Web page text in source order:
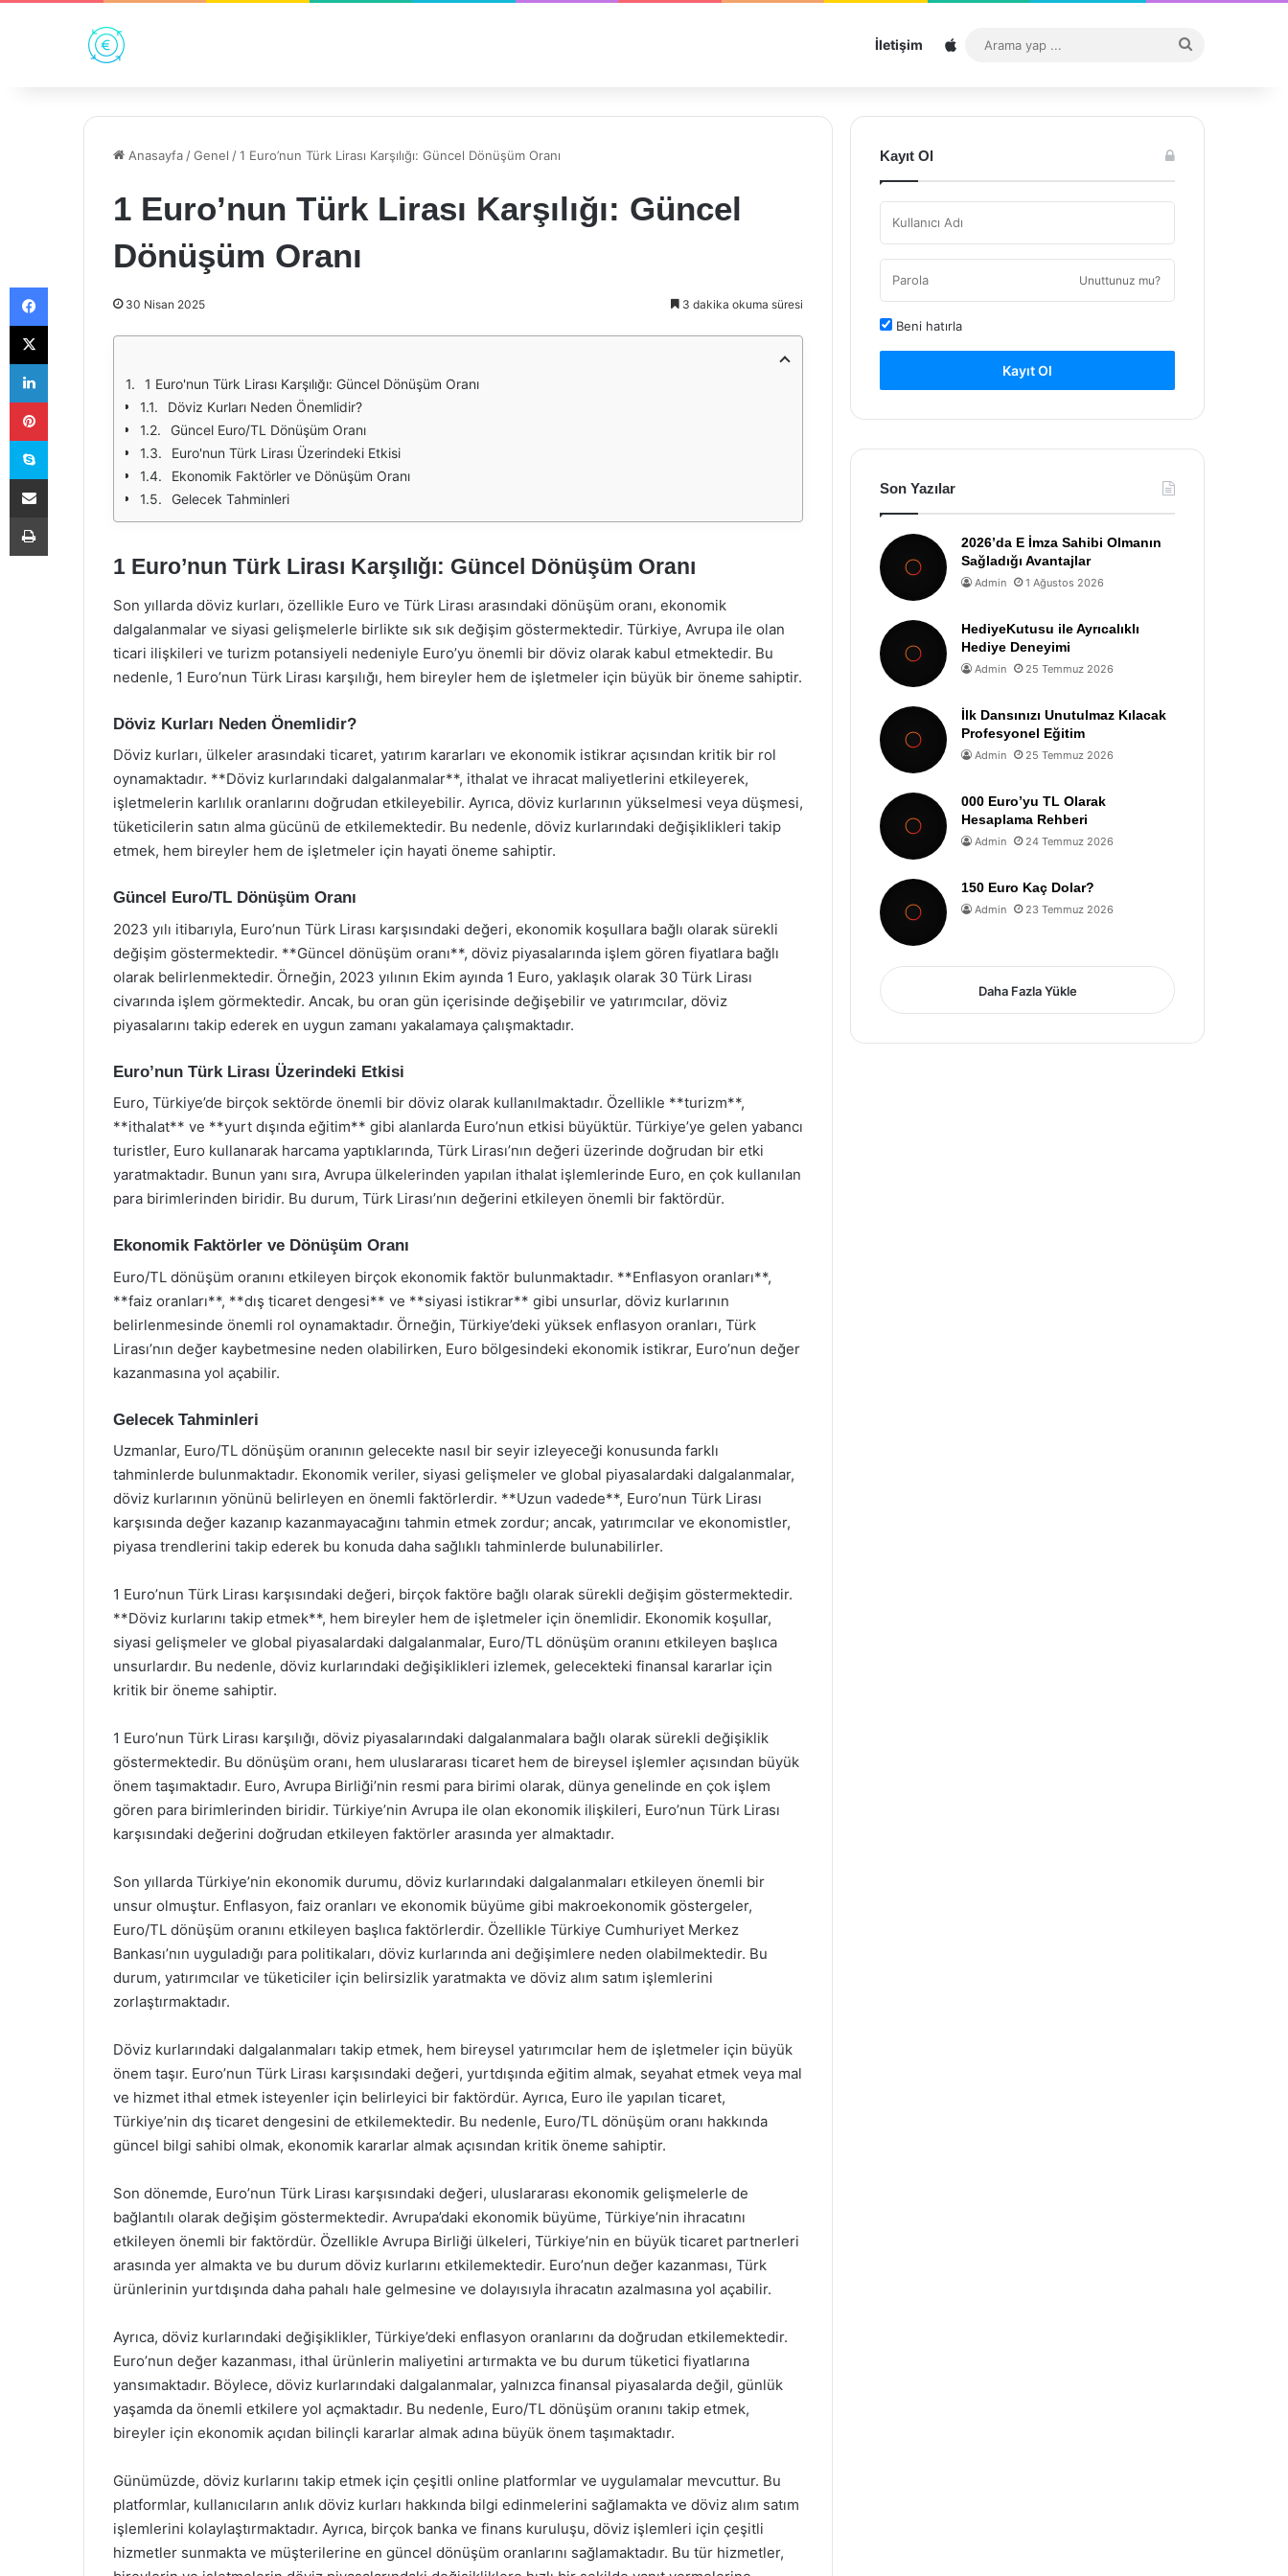
İletişim Sitemap
...
Anasayfa /Genel /1 Euro’nun Türk Lirası Karşılığı: Güncel Dönüşüm Oranı
1 Euro’nun Türk Lirası Karşılığı: Güncel
Dönüşüm Oranı
30 Nisan 2025 3 dakika okuma süresi
1 Euro'nun Türk Lirası Karşılığı: Güncel Dönüşüm Oranı
Döviz Kurları Neden Önemlidir?
Güncel Euro/TL Dönüşüm Oranı
Euro'nun Türk Lirası Üzerindeki Etkisi
Ekonomik Faktörler ve Dönüşüm Oranı
Gelecek Tahminleri
1 Euro’nun Türk Lirası Karşılığı: Güncel Dönüşüm Oranı
Son yıllarda döviz kurları, özellikle Euro ve Türk Lirası arasındaki dönüşüm oranı, ekonomik
dalgalanmalar ve siyasi gelişmelerle birlikte sık sık değişim göstermektedir. Türkiye, Avrupa ile olan
ticari ilişkileri ve turizm potansiyeli nedeniyle Euro’yu önemli bir döviz olarak kabul etmektedir. Bu
nedenle, 1 Euro’nun Türk Lirası karşılığı, hem bireyler hem de işletmeler için büyük bir öneme sahiptir.
Döviz Kurları Neden Önemlidir?
Döviz kurları, ülkeler arasındaki ticaret, yatırım kararları ve ekonomik istikrar açısından kritik bir rol
oynamaktadır. **Döviz kurlarındaki dalgalanmalar**, ithalat ve ihracat maliyetlerini etkileyerek,
işletmelerin karlılık oranlarını doğrudan etkileyebilir. Ayrıca, döviz kurlarının yükselmesi veya düşmesi,
tüketicilerin satın alma gücünü de etkilemektedir. Bu nedenle, döviz kurlarındaki değişiklikleri takip
etmek, hem bireyler hem de işletmeler için hayati öneme sahiptir.
Güncel Euro/TL Dönüşüm Oranı
2023 yılı itibarıyla, Euro’nun Türk Lirası karşısındaki değeri, ekonomik koşullara bağlı olarak sürekli
değişim göstermektedir. **Güncel dönüşüm oranı**, döviz piyasalarında işlem gören fiyatlara bağlı
olarak belirlenmektedir. Örneğin, 2023 yılının Ekim ayında 1 Euro, yaklaşık olarak 30 Türk Lirası
civarında işlem görmektedir. Ancak, bu oran gün içerisinde değişebilir ve yatırımcılar, döviz
piyasalarını takip ederek en uygun zamanı yakalamaya çalışmaktadır.
Euro’nun Türk Lirası Üzerindeki Etkisi
Euro, Türkiye’de birçok sektörde önemli bir döviz olarak kullanılmaktadır. Özellikle **turizm**,
**ithalat** ve **yurt dışında eğitim** gibi alanlarda Euro’nun etkisi büyüktür. Türkiye’ye gelen yabancı
turistler, Euro kullanarak harcama yaptıklarında, Türk Lirası’nın değeri üzerinde doğrudan bir etki
yaratmaktadır. Bunun yanı sıra, Avrupa ülkelerinden yapılan ithalat işlemlerinde Euro, en çok kullanılan
para birimlerinden biridir. Bu durum, Türk Lirası’nın değerini etkileyen önemli bir faktördür.
Ekonomik Faktörler ve Dönüşüm Oranı
Euro/TL dönüşüm oranını etkileyen birçok ekonomik faktör bulunmaktadır. **Enflasyon oranları**,
**faiz oranları**, **dış ticaret dengesi** ve **siyasi istikrar** gibi unsurlar, döviz kurlarının
belirlenmesinde önemli rol oynamaktadır. Örneğin, Türkiye’deki yüksek enflasyon oranları, Türk
Lirası’nın değer kaybetmesine neden olabilirken, Euro bölgesindeki ekonomik istikrar, Euro’nun değer
kazanmasına yol açabilir.
Gelecek Tahminleri
Uzmanlar, Euro/TL dönüşüm oranının gelecekte nasıl bir seyir izleyeceği konusunda farklı
tahminlerde bulunmaktadır. Ekonomik veriler, siyasi gelişmeler ve global piyasalardaki dalgalanmalar,
döviz kurlarının yönünü belirleyen en önemli faktörlerdir. **Uzun vadede**, Euro’nun Türk Lirası
karşısında değer kazanıp kazanmayacağını tahmin etmek zordur; ancak, yatırımcılar ve ekonomistler,
piyasa trendlerini takip ederek bu konuda daha sağlıklı tahminlerde bulunabilirler.
1 Euro’nun Türk Lirası karşısındaki değeri, birçok faktöre bağlı olarak sürekli değişim göstermektedir.
**Döviz kurlarını takip etmek**, hem bireyler hem de işletmeler için önemlidir. Ekonomik koşullar,
siyasi gelişmeler ve global piyasalardaki dalgalanmalar, Euro/TL dönüşüm oranını etkileyen başlıca
unsurlardır. Bu nedenle, döviz kurlarındaki değişiklikleri izlemek, gelecekteki finansal kararlar için
kritik bir öneme sahiptir.
1 Euro’nun Türk Lirası karşılığı, döviz piyasalarındaki dalgalanmalara bağlı olarak sürekli değişiklik
göstermektedir. Bu dönüşüm oranı, hem uluslararası ticaret hem de bireysel işlemler açısından büyük
önem taşımaktadır. Euro, Avrupa Birliği’nin resmi para birimi olarak, dünya genelinde en çok işlem
gören para birimlerinden biridir. Türkiye’nin Avrupa ile olan ekonomik ilişkileri, Euro’nun Türk Lirası
karşısındaki değerini doğrudan etkileyen faktörler arasında yer almaktadır.
Son yıllarda Türkiye’nin ekonomik durumu, döviz kurlarındaki dalgalanmaları etkileyen önemli bir
unsur olmuştur. Enflasyon, faiz oranları ve ekonomik büyüme gibi makroekonomik göstergeler,
Euro/TL dönüşüm oranını etkileyen başlıca faktörlerdir. Özellikle Türkiye Cumhuriyet Merkez
Bankası’nın uyguladığı para politikaları, döviz kurlarında ani değişimlere neden olabilmektedir. Bu
durum, yatırımcılar ve tüketiciler için belirsizlik yaratmakta ve döviz alım satım işlemlerini
zorlaştırmaktadır.
Döviz kurlarındaki dalgalanmaları takip etmek, hem bireysel yatırımcılar hem de işletmeler için büyük
önem taşır. Euro’nun Türk Lirası karşısındaki değeri, yurtdışında eğitim almak, seyahat etmek veya mal
ve hizmet ithal etmek isteyenler için belirleyici bir faktördür. Ayrıca, Euro ile yapılan ticaret,
Türkiye’nin dış ticaret dengesini de etkilemektedir. Bu nedenle, Euro/TL dönüşüm oranı hakkında
güncel bilgi sahibi olmak, ekonomik kararlar almak açısından kritik öneme sahiptir.
Son dönemde, Euro’nun Türk Lirası karşısındaki değeri, uluslararası ekonomik gelişmelerle de
bağlantılı olarak değişim göstermektedir. Avrupa’daki ekonomik büyüme, Türkiye’nin ihracatını
etkileyen önemli bir faktördür. Özellikle Avrupa Birliği ülkeleri, Türkiye’nin en büyük ticaret partnerleri
arasında yer almakta ve bu durum döviz kurlarını etkilemektedir. Euro’nun değer kazanması, Türk
ürünlerinin yurtdışında daha pahalı hale gelmesine ve dolayısıyla ihracatın azalmasına yol açabilir.
Ayrıca, döviz kurlarındaki değişiklikler, Türkiye’deki enflasyon oranlarını da doğrudan etkilemektedir.
Euro’nun değer kazanması, ithal ürünlerin maliyetini artırmakta ve bu durum tüketici fiyatlarına
yansımaktadır. Böylece, döviz kurlarındaki dalgalanmalar, yalnızca finansal piyasalarda değil, günlük
yaşamda da önemli etkilere yol açmaktadır. Bu nedenle, Euro/TL dönüşüm oranını takip etmek,
bireyler için ekonomik açıdan bilinçli kararlar almak adına büyük önem taşımaktadır.
Günümüzde, döviz kurlarını takip etmek için çeşitli online platformlar ve uygulamalar mevcuttur. Bu
platformlar, kullanıcıların anlık döviz kurları hakkında bilgi edinmelerini sağlamakta ve döviz alım satım
işlemlerini kolaylaştırmaktadır. Ayrıca, birçok banka ve finans kuruluşu, döviz işlemleri için çeşitli
hizmetler sunmakta ve müşterilerine en güncel dönüşüm oranlarını sağlamaktadır. Bu tür hizmetler,
Kayıt Ol
Unuttunuz mu?
Beni hatırla
Kayıt Ol
Son Yazılar
2026’da E İmza Sahibi Olmanın
Sağladığı Avantajlar
Admin 1 Ağustos 2026
HediyeKutusu ile Ayrıcalıklı
Hediye Deneyimi
Admin 25 Temmuz 2026
İlk Dansınızı Unutulmaz Kılacak
Profesyonel Eğitim
Admin 25 Temmuz 2026
000 Euro’yu TL Olarak
Hesaplama Rehberi
Admin 24 Temmuz 2026
150 Euro Kaç Dolar?
Admin 23 Temmuz 2026
Daha Fazla Yükle
Facebook
X
LinkedIn
Pinterest
Skype
E-Posta ile paylaş